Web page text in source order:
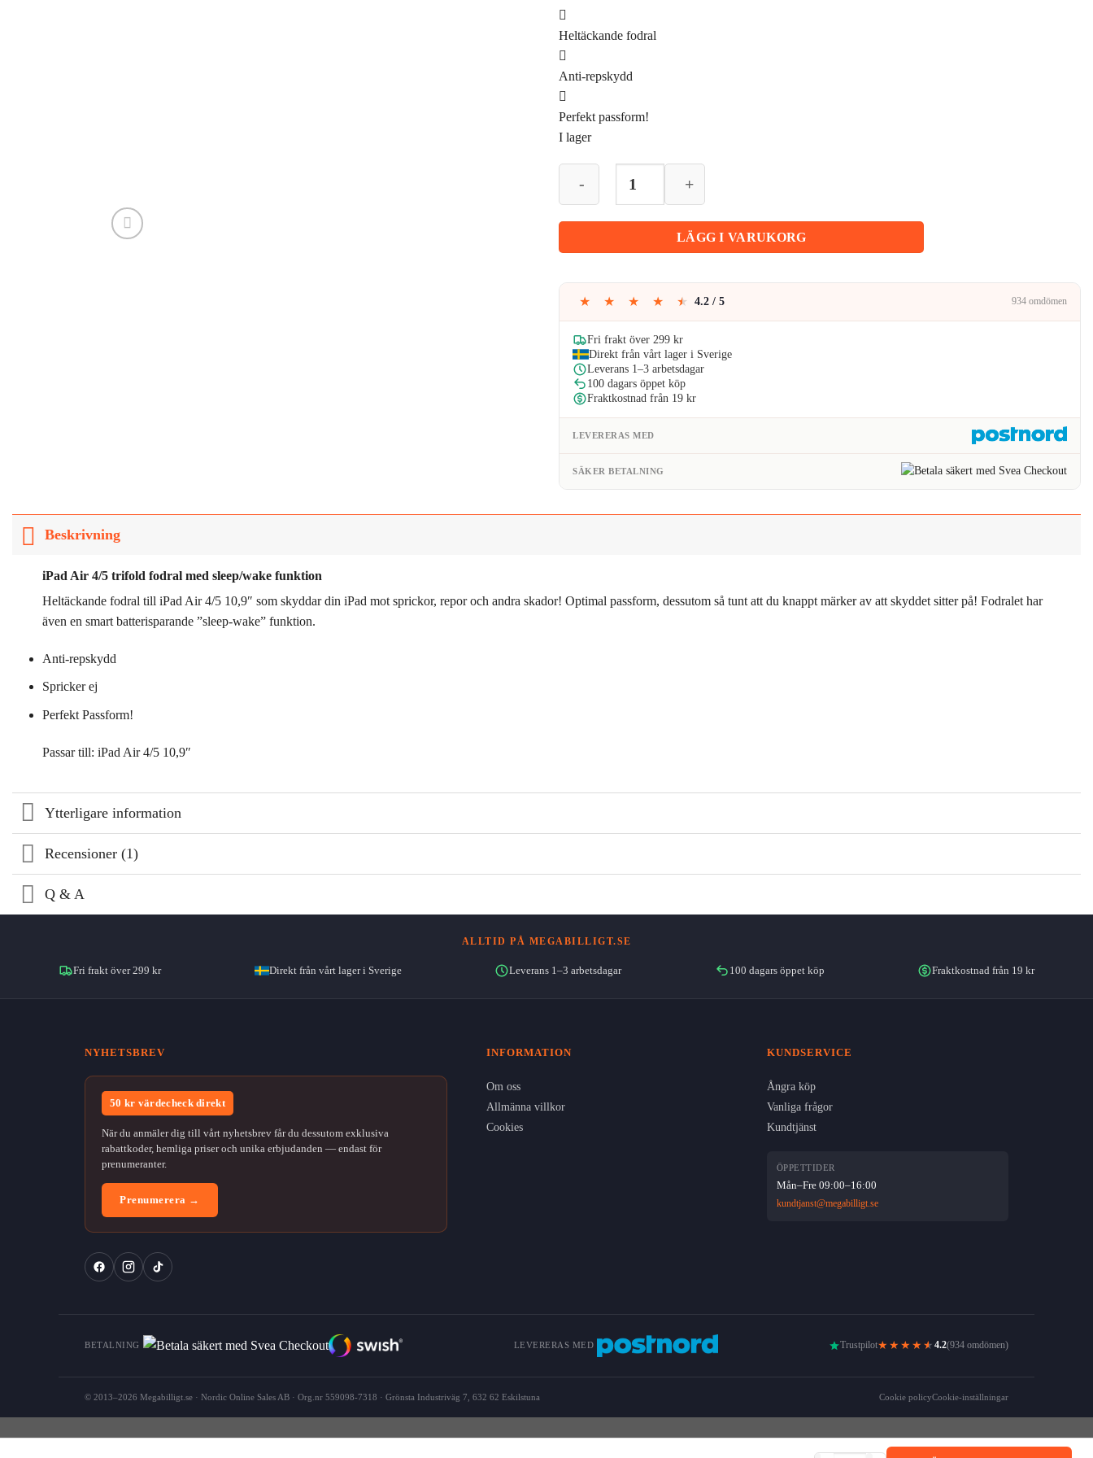
priset
Heltäckande fodral
Anti-repskydd
Perfekt passform!
I lager
4/5/6
10,9"
Skal
Smart
Case
Svart
mängd
LÄGG I VARUKORG
★ ★ ★ ★ ★ 4.2 / 5 934 omdömen
Fri frakt över 299 kr
Direkt från vårt lager i Sverige
Leverans 1–3 arbetsdagar
100 dagars öppet köp
Fraktkostnad från 19 kr
LEVERERAS MED
SÄKER BETALNING
Beskrivning
iPad Air 4/5 trifold fodral med sleep/wake funktion
Heltäckande fodral till iPad Air 4/5 10,9″ som skyddar din iPad mot sprickor, repor och andra skador! Optimal passform, dessutom så tunt att du knappt märker av att skyddet sitter på! Fodralet har
även en smart batterisparande ”sleep-wake” funktion.
Anti-repskydd
Spricker ej
Perfekt Passform!
Passar till: iPad Air 4/5 10,9″
Ytterligare information
Recensioner (1)
Q & A
ALLTID PÅ MEGABILLIGT.SE
Fri frakt över 299 kr Direkt från vårt lager i Sverige Leverans 1–3 arbetsdagar 100 dagars öppet köp Fraktkostnad från 19 kr
NYHETSBREV
50 kr värdecheck direkt
När du anmäler dig till vårt nyhetsbrev får du dessutom exklusiva
rabattkoder, hemliga priser och unika erbjudanden — endast för
prenumeranter.
Prenumerera →
INFORMATION
Om oss
Allmänna villkor
Cookies
KUNDSERVICE
Ångra köp
Vanliga frågor
Kundtjänst
ÖPPETTIDER
Mån–Fre 09:00–16:00
kundtjanst@megabilligt.se
BETALNING LEVERERAS MED Trustpilot★★★★ ★ 4.2(934 omdömen)
© 2013–2026 Megabilligt.se · Nordic Online Sales AB · Org.nr 559098-7318 · Grönsta Industriväg 7, 632 62 Eskilstuna Cookie policyCookie-inställningar